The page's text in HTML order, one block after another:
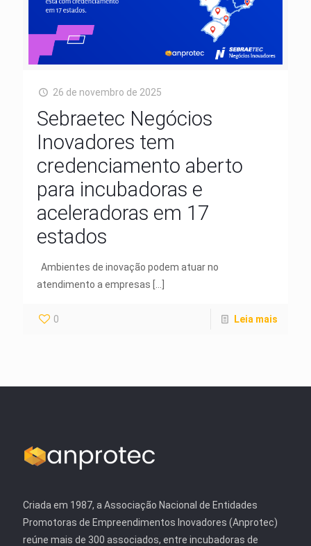
26 de novembro de 2025
Sebraetec Negócios
Inovadores tem
credenciamento aberto
para incubadoras e
aceleradoras em 17
estados
Ambientes de inovação podem atuar no
atendimento a empresas
0 Leia mais
Criada em 1987, a Associação Nacional de Entidades
Promotoras de Empreendimentos Inovadores (Anprotec)
reúne mais de 300 associados, entre incubadoras de